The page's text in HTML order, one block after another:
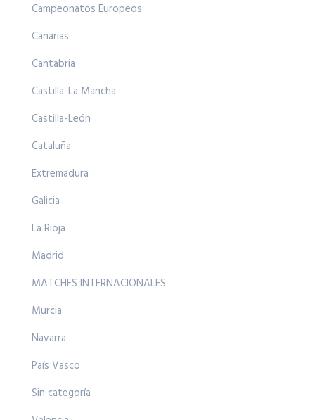
Campeonatos Europeos
Canarias
Cantabria
Castilla-La Mancha
Castilla-León
Cataluña
Extremadura
Galicia
La Rioja
Madrid
MATCHES INTERNACIONALES
Murcia
Navarra
País Vasco
Sin categoría